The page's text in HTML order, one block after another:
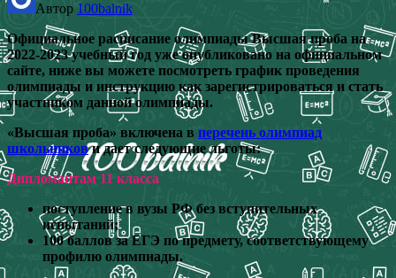
Автор 100balnik
Официальное расписание олимпиады Высшая проба на
2022-2023 учебный год уже опубликовано на официальном
сайте, ниже вы можете посмотреть график проведения
олимпиады и инструкцию как зарегистрироваться и стать
участником данной олимпиады.
«Высшая проба» включена в перечень олимпиад
школьникови дает следующие льготы:
Дипломантам 11 класса
поступление в вузы РФ без вступительных
испытаний;
100 баллов за ЕГЭ по предмету, соответствующему
профилю олимпиады.